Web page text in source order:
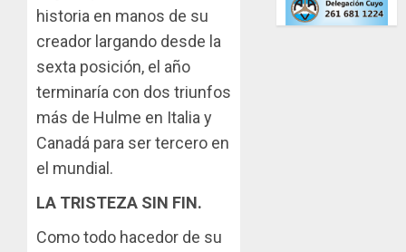
historia en manos de su
creador largando desde la
sexta posición, el año
terminaría con dos triunfos
más de Hulme en Italia y
Canadá para ser tercero en
el mundial.
LA TRISTEZA SIN FIN.
Como todo hacedor de su